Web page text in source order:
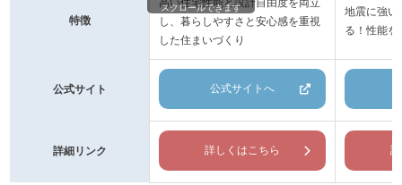
特徴
高い住宅性能と設計自由度を両立
し、暮らしやすさと安心感を重視
した住まいづくり
地震に強い
る！性能を
公式サイト 公式サイトへ
詳細リンク 詳しくはこちら
スクロールできます